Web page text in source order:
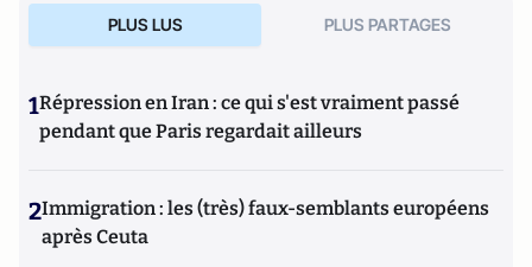
PLUS LUS PLUS PARTAGES
1Répression en Iran : ce qui s'est vraiment passé
pendant que Paris regardait ailleurs
2Immigration : les (très) faux-semblants européens
après Ceuta